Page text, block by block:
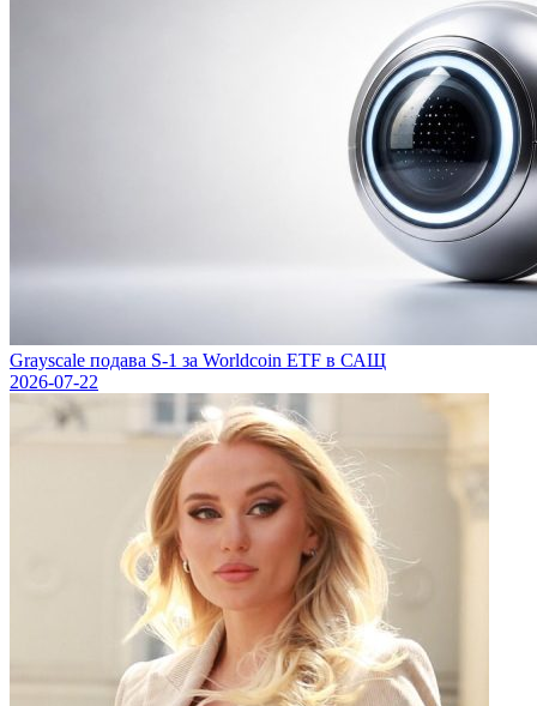
Grayscale подава S-1 за Worldcoin ETF в САЩ
2026-07-22